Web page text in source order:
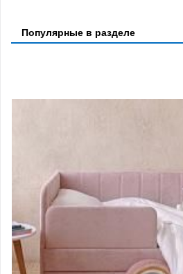
Популярные в разделе